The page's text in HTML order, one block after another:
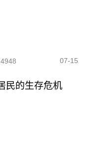
4948 07-15
民的生存危机